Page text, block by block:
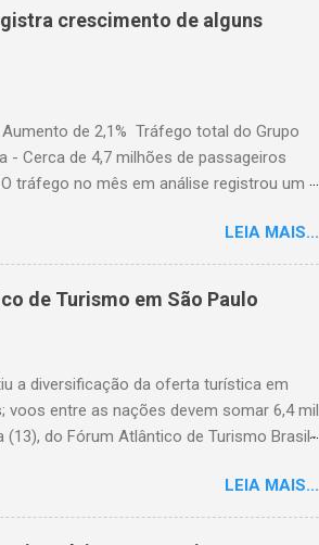
tornou-se um importante recurso para
​​em toda a Ásia. Com a
mais sua capacidade de atender ao
Diretora de Garantia, GSTC, afirmo...
crescimento de alguns
de 2,1% Tráfego total do Grupo
- Cerca de 4,7 milhões de passageiros
tráfego no mês em análise registrou um
afetados pelas greves da Lufthansa que
o Irã levaram a uma queda significativa
em análise. No entanto, essa queda foi
(alta de 22,3%) e no Extremo Oriente
tráfego em Frankfurt também cresceu ao
LEIA MAIS...
de Turismo em São Paulo
a diversificação da oferta turística em
entre as nações devem somar 6,4 mil
do Fórum Atlântico de Turismo Brasil-
os dois países, conectividade aérea e
do turismo internacional no Brasil,
outros países. (© Embratur) O diretor de
LEIA MAIS...